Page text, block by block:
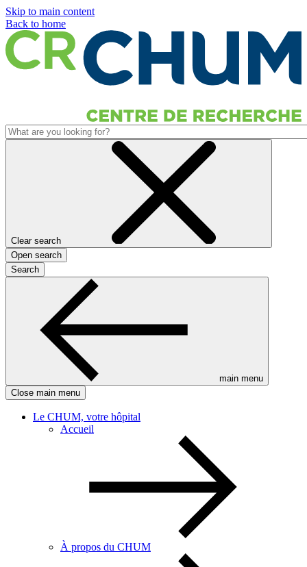
Skip to main content
Back to home
Clear search
Open search
Search
main menu
Close main menu
Le CHUM, votre hôpital
Accueil
À propos du CHUM